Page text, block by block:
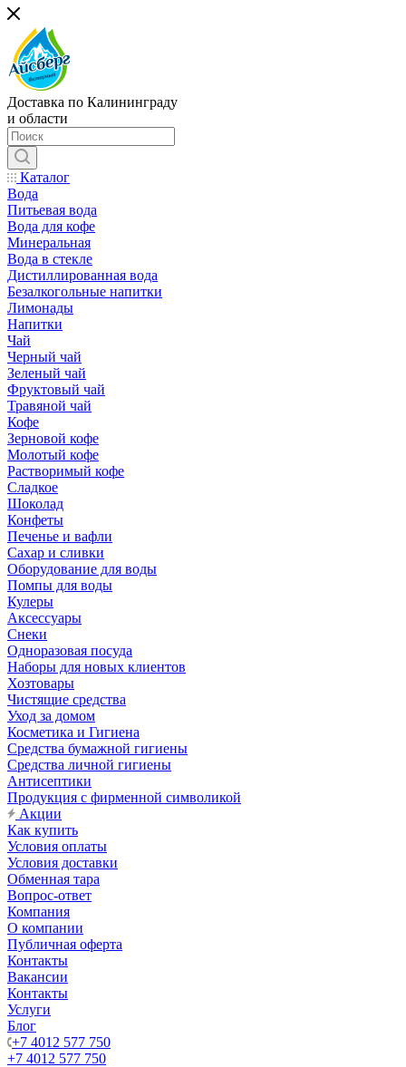
Доставка по Калининграду
и области
Каталог
Вода
Питьевая вода
Вода для кофе
Минеральная
Вода в стекле
Дистиллированная вода
Безалкогольные напитки
Лимонады
Напитки
Чай
Черный чай
Зеленый чай
Фруктовый чай
Травяной чай
Кофе
Зерновой кофе
Молотый кофе
Растворимый кофе
Сладкое
Шоколад
Конфеты
Печенье и вафли
Сахар и сливки
Оборудование для воды
Помпы для воды
Кулеры
Аксессуары
Снеки
Одноразовая посуда
Наборы для новых клиентов
Хозтовары
Чистящие средства
Уход за домом
Косметика и Гигиена
Средства бумажной гигиены
Средства личной гигиены
Антисептики
Продукция с фирменной символикой
Акции
Как купить
Условия оплаты
Условия доставки
Обменная тара
Вопрос-ответ
Компания
О компании
Публичная оферта
Контакты
Вакансии
Контакты
Услуги
Блог
+7 4012 577 750
+7 4012 577 750